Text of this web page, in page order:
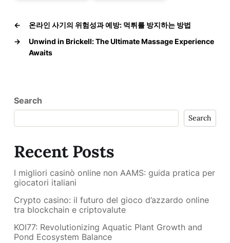
←
온라인 사기의 위험성과 예방: 먹튀를 방지하는 방법
→
Unwind in Brickell: The Ultimate Massage Experience
Awaits
Search
Search
Recent Posts
I migliori casinò online non AAMS: guida pratica per
giocatori italiani
Crypto casino: il futuro del gioco d’azzardo online
tra blockchain e criptovalute
KOI77: Revolutionizing Aquatic Plant Growth and
Pond Ecosystem Balance